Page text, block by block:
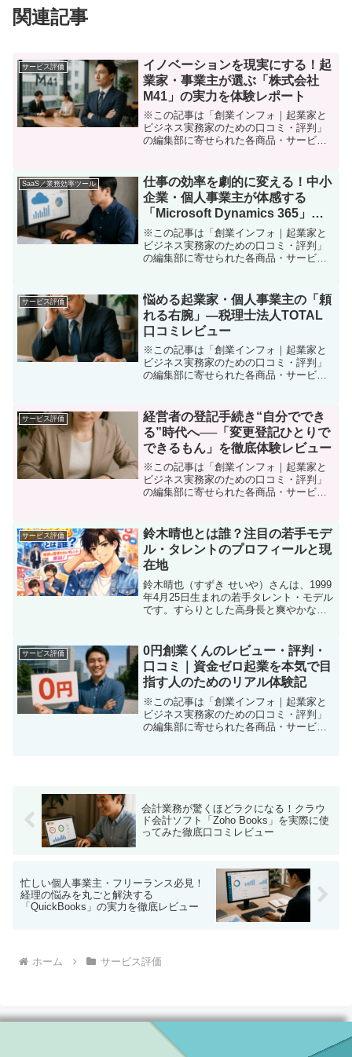
関連記事
サービス評価
イノベーションを現実にする！起
業家・事業主が選ぶ「株式会社
M41」の実力を体験レポート
※この記事は「創業インフォ｜起業家と
ビジネス実務家のための口コミ・評判」
の編集部に寄せられた各商品・サービス
効率化したい」「自分のビジネスにAIな
どの最新技術を導入した...
SaaS／業務効率ツール
仕事の効率を劇的に変える！中小
企業・個人事業主が体感する
「Microsoft Dynamics 365」ク
ラウド会計サービス徹底口コミレ
ビュー
※この記事は「創業インフォ｜起業家と
ビジネス実務家のための口コミ・評判」
の編集部に寄せられた各商品・サービス
きたら…」。起業して間もない頃、個人
事業主として日々を回すた...
サービス評価
悩める起業家・個人事業主の「頼
れる右腕」―税理士法人TOTAL
口コミレビュー
※この記事は「創業インフォ｜起業家と
ビジネス実務家のための口コミ・評判」
の編集部に寄せられた各商品・サービス
分ひとりでは限界を感じている」「忙し
すぎて、会計や財務管理に...
サービス評価
経営者の登記手続き“自分ででき
る”時代へ──「変更登記ひとりで
できるもん」を徹底体験レビュー
※この記事は「創業インフォ｜起業家と
ビジネス実務家のための口コミ・評判」
の編集部に寄せられた各商品・サービス
でやればかなりコストカットできるのか
な？」 「でも書類が複雑...
サービス評価
鈴木晴也とは誰？注目の若手モデ
ル・タレントのプロフィールと現
在地
鈴木晴也（すずき せいや）さんは、1999
年4月25日生まれの若手タレント・モデル
です。すらりとした高身長と爽やかな雰
は、「鈴木晴也ってどんな人？」という
疑問に答える形...
サービス評価
0円創業くんのレビュー・評判・
口コミ｜資金ゼロ起業を本気で目
指す人のためのリアル体験記
※この記事は「創業インフォ｜起業家と
ビジネス実務家のための口コミ・評判」
の編集部に寄せられた各商品・サービス
会計業務が驚くほどラクになる！クラウ
ド会計ソフト「Zoho Books」を実際に使
ってみた徹底口コミレビュー
忙しい個人事業主・フリーランス必見！
経理の悩みを丸ごと解決する
「QuickBooks」の実力を徹底レビュー
ホーム サービス評価